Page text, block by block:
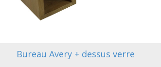
Bureau Avery + dessus verre